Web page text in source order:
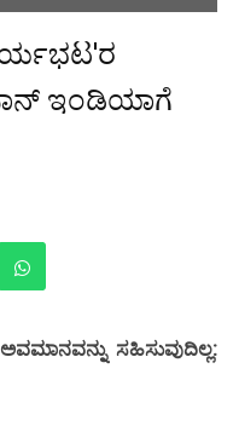
ಇಂಡಿಯಾಗೆ
ಸಹಿಸುವುದಿಲ್ಲ: